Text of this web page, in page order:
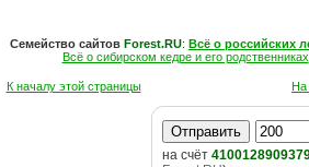
Семейство сайтов Forest.RU: Всё о российских
Всё о сибирском кедре и его родственниках
К началу этой страницы На
на счёт